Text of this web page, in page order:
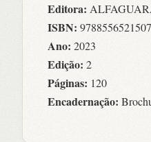
Editora:
ISBN: 9788556521507
Ano: 2023
Edição: 2
Páginas: 120
Encadernação: